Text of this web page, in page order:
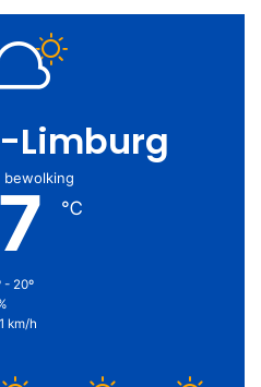
Limburg
bewolking
℃
- 20º
km/h